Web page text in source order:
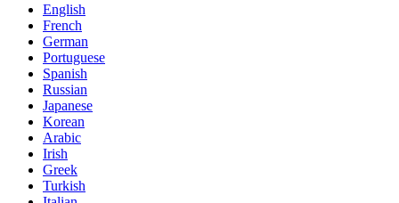
English
French
German
Portuguese
Spanish
Russian
Japanese
Korean
Arabic
Irish
Greek
Turkish